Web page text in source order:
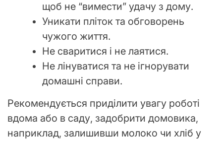
щоб не “вимести” удачу з дому.
Уникати пліток та обговорень
чужого життя.
Не сваритися і не лаятися.
Не лінуватися та не ігнорувати
домашні справи.
Рекомендується приділити увагу роботі
вдома або в саду, задобрити домовика,
наприклад, залишивши молоко чи хліб у